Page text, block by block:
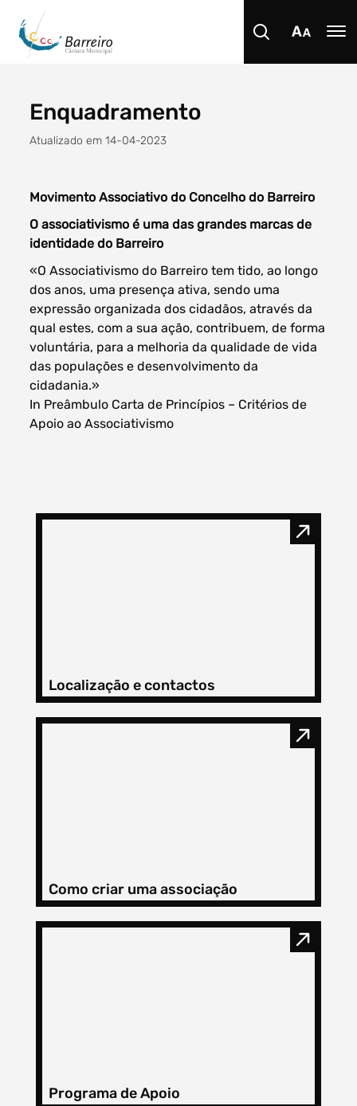
Procurar
Tipo de conteúdo
Filtro dos anos
Enquadramento
Atualizado em 14-04-2023
Movimento Associativo do Concelho do Barreiro
O associativismo é uma das grandes marcas de
identidade do Barreiro
«O Associativismo do Barreiro tem tido, ao longo
dos anos, uma presença ativa, sendo uma
expressão organizada dos cidadãos, através da
qual estes, com a sua ação, contribuem, de forma
voluntária, para a melhoria da qualidade de vida
das populações e desenvolvimento da
cidadania.»
In Preâmbulo Carta de Princípios – Critérios de
Apoio ao Associativismo
Localização e contactos
Como criar uma associação
Programa de Apoio